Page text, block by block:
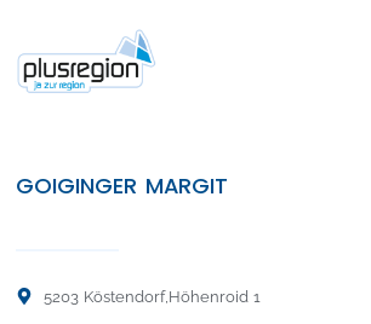
GOIGINGER MARGIT
5203 Köstendorf, Höhenroid 1